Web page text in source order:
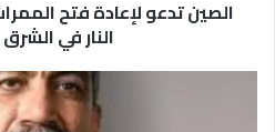
الصين تدعو لإعادة فتح
النار في